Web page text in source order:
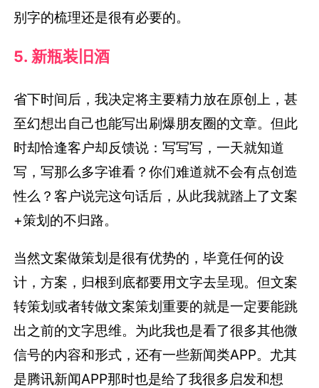
别字的梳理还是很有必要的。
5. 新瓶装旧酒
省下时间后，我决定将主要精力放在原创上，甚
至幻想出自己也能写出刷爆朋友圈的文章。但此
时却恰逢客户却反馈说：写写写，一天就知道
写，写那么多字谁看？你们难道就不会有点创造
性么？客户说完这句话后，从此我就踏上了文案
+策划的不归路。
当然文案做策划是很有优势的，毕竟任何的设
计，方案，归根到底都要用文字去呈现。但文案
转策划或者转做文案策划重要的就是一定要能跳
出之前的文字思维。为此我也是看了很多其他微
信号的内容和形式，还有一些新闻类APP。尤其
是腾讯新闻APP那时也是给了我很多启发和想